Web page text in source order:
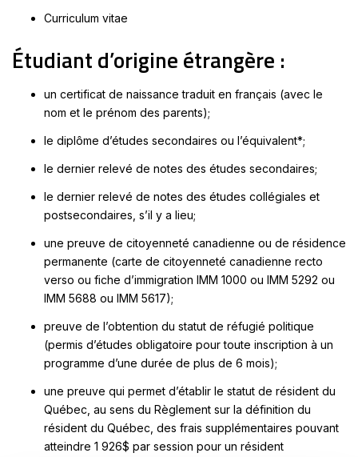
Curriculum vitae
Étudiant d’origine étrangère :
un certificat de naissance traduit en français (avec le
nom et le prénom des parents);
le diplôme d’études secondaires ou l’équivalent*;
le dernier relevé de notes des études secondaires;
le dernier relevé de notes des études collégiales et
postsecondaires, s’il y a lieu;
une preuve de citoyenneté canadienne ou de résidence
permanente (carte de citoyenneté canadienne recto
verso ou fiche d’immigration IMM 1000 ou IMM 5292 ou
IMM 5688 ou IMM 5617);
preuve de l’obtention du statut de réfugié politique
(permis d’études obligatoire pour toute inscription à un
programme d’une durée de plus de 6 mois);
une preuve qui permet d’établir le statut de résident du
Québec, au sens du Règlement sur la définition du
résident du Québec, des frais supplémentaires pouvant
atteindre 1 926$ par session pour un résident